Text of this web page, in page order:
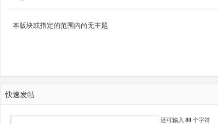
本版块或指定的范围内尚无主题
快速发帖
还可输入 80 个字符